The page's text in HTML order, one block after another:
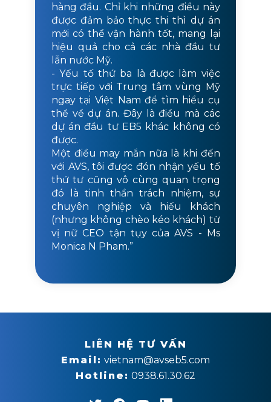
hàng đầu. Chỉ khi những điều này
được đảm bảo thực thi thì dự án
mới có thể vận hành tốt, mang lại
hiệu quả cho cả các nhà đầu tư
lẫn nước Mỹ.
- Yếu tố thứ ba là được làm việc
trực tiếp với Trung tâm vùng Mỹ
ngay tại Việt Nam để tìm hiểu cụ
thể về dự án. Đây là điều mà các
dự án đầu tư EB5 khác không có
được.
Một điều may mắn nữa là khi đến
với AVS, tôi được đón nhận yếu tố
thứ tư cũng vô cùng quan trọng
đó là tinh thần trách nhiệm, sự
chuyên nghiệp và hiếu khách
(nhưng không chèo kéo khách) từ
vị nữ CEO tận tụy của AVS - Ms
Monica N Pham.”
LIÊN HỆ TƯ VẤN
Email: vietnam@avseb5.com
Hotline: 0938.61.30.62